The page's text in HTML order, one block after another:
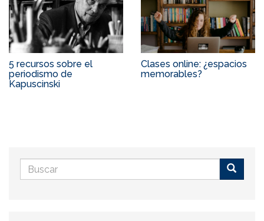
5 recursos sobre el
periodismo de
Kapuscinski
Clases online: ¿espacios
memorables?
Formulario
de